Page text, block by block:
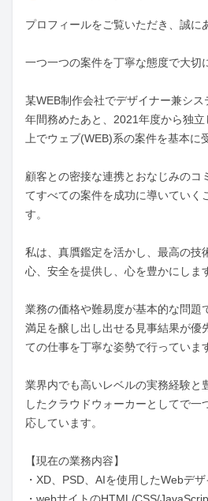
プロフィールをご覧いただき、誠に
一つ一つの案件を丁寧な態度で大切
某WEB制作会社でデザイナー兼シ
年間務めたあと、2021年度から独
上でウェブ(WEB)系の案件を基本に
顧客との密接な連携とおなじみのコ
てすべての案件を成功に導いていく
す。
私は、真贋鑑定を活かし、最高の技
心、安全を提供し、心を豊かにしま
業務の価格や難易度が基本的な問題
満足を醸し出し出せる見事結果が優
ての仕事を丁寧な姿勢で行っていま
業界内でも高いレベルの実務経験と
したクラウドウォーカーとしてで一
応しています。
【現在の業務内容】
・XD、PSD、AIを使用したWebデザ